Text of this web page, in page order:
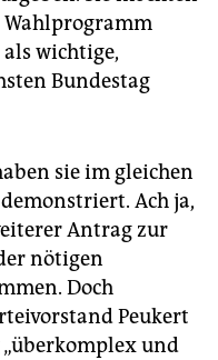
wichtige,
Bundestag
sie im gleichen
Ach ja,
Antrag zur
nötigen
Doch
Peukert
und